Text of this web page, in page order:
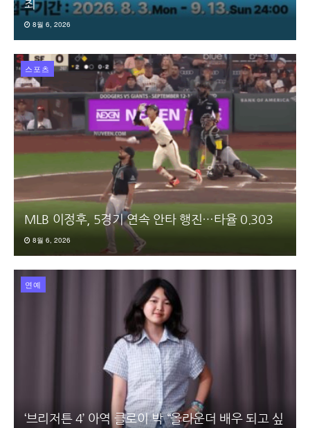
최
8월 6, 2026
스포츠
MLB 이정후, 5경기 연속 안타 행진…타율 0.303
8월 6, 2026
연예
‘브리저튼 4’ 아역 클로이 박 “올라운더 배우 되고 싶